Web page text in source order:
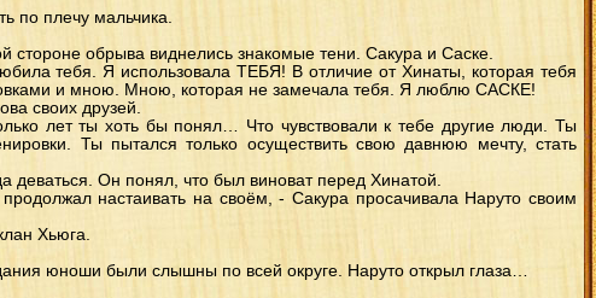
по плечу мальчика.
обрыва виднелись знакомые тени. Сакура и Саске.
тебя. Я использовала ТЕБЯ! В отличие от Хинаты, которая тебя
и мною. Мною, которая не замечала тебя. Я люблю САСКЕ!
своих друзей.
лет ты хоть бы понял… Что чувствовали к тебе другие люди. Ты
Ты пытался только осуществить свою давнюю мечту, стать
деваться. Он понял, что был виноват перед Хинатой.
настаивать на своём, - Сакура просачивала Наруто своим
Хьюга.
юноши были слышны по всей округе. Наруто открыл глаза…